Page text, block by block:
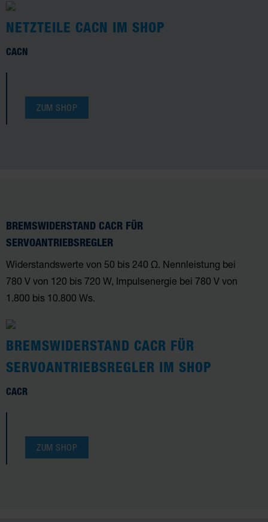
NETZTEILE CACN IM SHOP
CACN
ZUM SHOP
BREMSWIDERSTAND CACR FÜR
SERVOANTRIEBSREGLER
Widerstandswerte von 50 bis 240 Ω. Nennleistung bei
780 V von 120 bis 720 W, Impulsenergie bei 780 V von
1.800 bis 10.800 Ws.
BREMSWIDERSTAND CACR FÜR
SERVOANTRIEBSREGLER IM SHOP
CACR
ZUM SHOP